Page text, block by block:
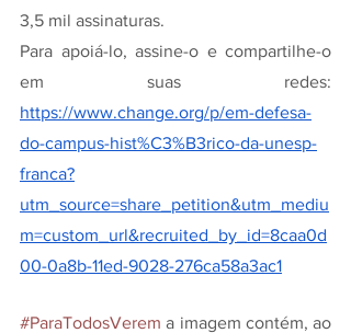
3,5 mil assinaturas.
Para apoiá-lo, assine-o e compartilhe-o
https://www.change.org/p/em-defesa-
do-campus-hist%C3%B3rico-da-unesp-
franca?
utm_source=share_petition&utm_mediu
m=custom_url&recruited_by_id=8caa0d
00-0a8b-11ed-9028-276ca58a3ac1
#ParaTodosVerem a imagem contém, ao